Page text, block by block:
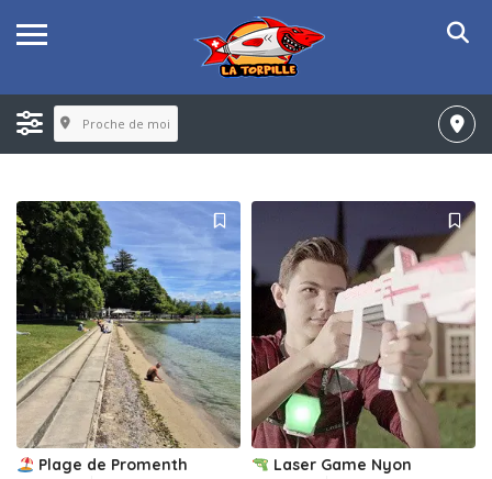
Proche de moi
Plage de Promenth Laser Game Nyon